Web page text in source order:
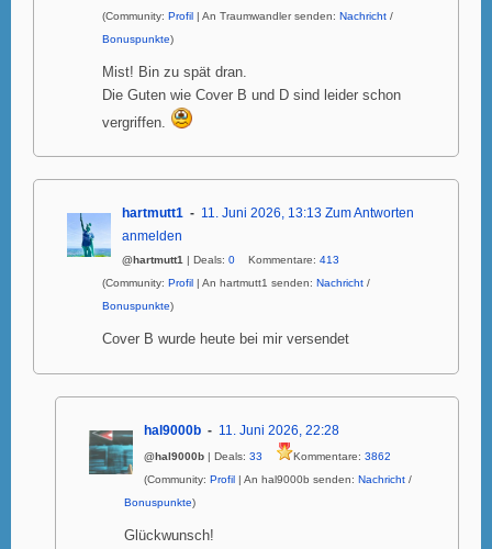
(Community: Profil | An Traumwandler senden: Nachricht /
Bonuspunkte)
Mist! Bin zu spät dran.
Die Guten wie Cover B und D sind leider schon
vergriffen.
hartmutt1 11. Juni 2026, 13:13 Zum Antworten
anmelden
@hartmutt1 | Deals: 0 Kommentare: 413
(Community: Profil | An hartmutt1 senden: Nachricht /
Bonuspunkte)
Cover B wurde heute bei mir versendet
hal9000b 11. Juni 2026, 22:28
@hal9000b | Deals: 33 Kommentare: 3862
(Community: Profil | An hal9000b senden: Nachricht /
Bonuspunkte)
Glückwunsch!